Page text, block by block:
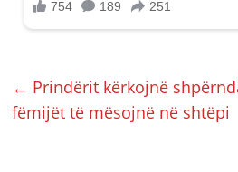
← Prindërit kërkojnë
fëmijët të mësojnë në shtëpi